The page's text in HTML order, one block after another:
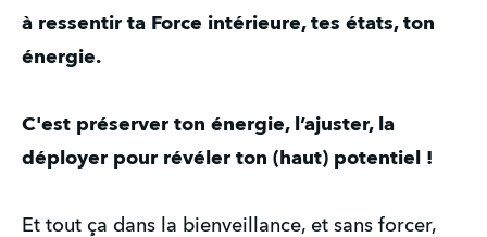
à ressentir ta Force intérieure, tes états, ton
énergie.
C'est préserver ton énergie, l’ajuster, la
déployer pour révéler ton (haut) potentiel !
Et tout ça dans la bienveillance, et sans forcer,